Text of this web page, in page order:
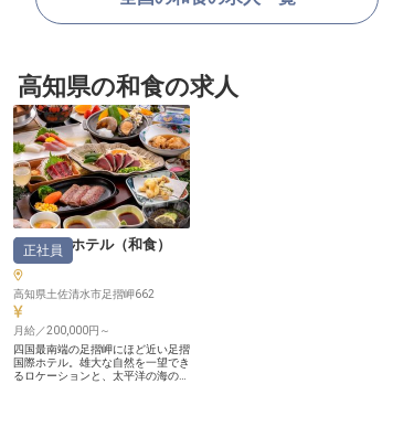
高知県の和食の求人
足摺国際ホテル（和食）
正社員
高知県土佐清水市足摺岬662
月給／200,000円～
四国最南端の足摺岬にほど近い足摺
国際ホテル。雄大な自然を一望でき
るロケーションと、太平洋の海の幸